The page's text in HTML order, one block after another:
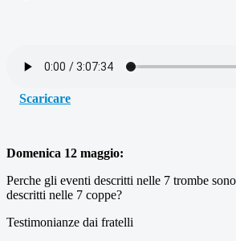
Scaricare
Domenica 12 maggio:
Perche gli eventi descritti nelle 7 trombe
descritti nelle 7 coppe?
Testimonianze dai fratelli